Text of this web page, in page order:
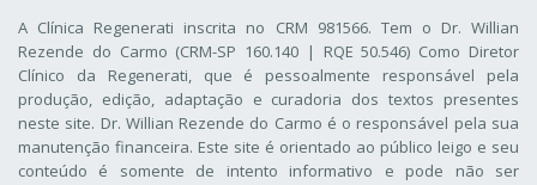
A Clínica Regenerati inscrita no CRM 981566. Tem o Dr. Willian
Rezende do Carmo (CRM-SP 160.140 | RQE 50.546) Como Diretor
Clínico da Regenerati, que é pessoalmente responsável pela
produção, edição, adaptação e curadoria dos textos presentes
neste site. Dr. Willian Rezende do Carmo é o responsável pela sua
manutenção financeira. Este site é orientado ao público leigo e seu
conteúdo é somente de intento informativo e pode não ser